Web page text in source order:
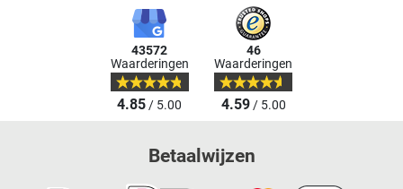
43572
Waarderingen
4.85/ 5.00
46
Waarderingen
4.59/ 5.00
Betaalwijzen